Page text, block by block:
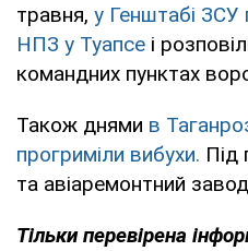
травня, у Генштабі ЗСУ
НПЗ у Туапсе і
командних пунктах
Також днями в
прогриміли вибухи. Під
та авіаремонтний
Тільки перевірена